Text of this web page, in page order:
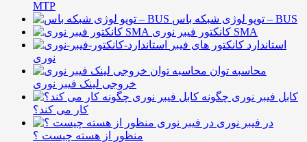
MTP
توپو لوژی شبکه باس – BUS
کانکتور فیبر نوری SMA
استاندارد کانکتور های فیبر
نوری
محاسبه توان
خروجی لینک فیبر نوری
کابل فیبر نوری چگونه
کار می کند؟
در فیبر نوری
منظور از هسته چیست ؟